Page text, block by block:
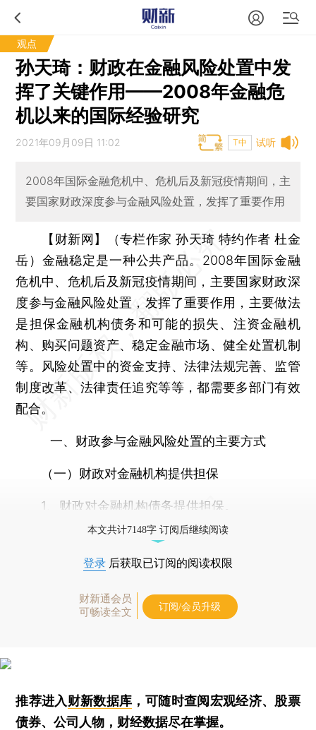
观点
孙天琦：财政在金融风险处置中发
挥了关键作用——2008年金融危
机以来的国际经验研究
试听
2021年09月09日 11:02 T中
2008年国际金融危机中、危机后及新冠疫情期间，主
要国家财政深度参与金融风险处置，发挥了重要作用
【财新网】（专栏作家 孙天琦 特约作者 杜金
岳）金融稳定是一种公共产品。2008年国际金融
危机中、危机后及新冠疫情期间，主要国家财政深
度参与金融风险处置，发挥了重要作用，主要做法
是担保金融机构债务和可能的损失、注资金融机
构、购买问题资产、稳定金融市场、健全处置机制
等。风险处置中的资金支持、法律法规完善、监管
制度改革、法律责任追究等等，都需要多部门有效
配合。
一、财政参与金融风险处置的主要方式
（一）财政对金融机构提供担保
1、财政对金融机构债务提供担保。
本文共计7148字 订阅后继续阅读
登录 后获取已订阅的阅读权限
财新通会员
可畅读全文
订阅/会员升级
推荐进入财新数据库 ，可随时查阅宏观经济、股票
债券、公司人物，财经数据尽在掌握。